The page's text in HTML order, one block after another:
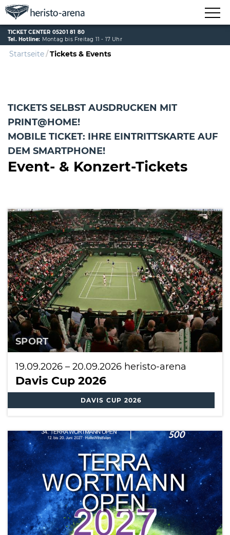
International
TICKET CENTER 05201 81 80
Tel. Hotline: Montag bis Freitag 11 - 17 Uhr
Startseite Tickets & Events
TICKETS SELBST AUSDRUCKEN MIT
PRINT@HOME!
MOBILE TICKET: IHRE EINTRITTSKARTE AUF
DEM SMARTPHONE!
Event- & Konzert-Tickets
SPORT
19.09.2026 – 20.09.2026 heristo-arena
Davis Cup 2026
DAVIS CUP 2026